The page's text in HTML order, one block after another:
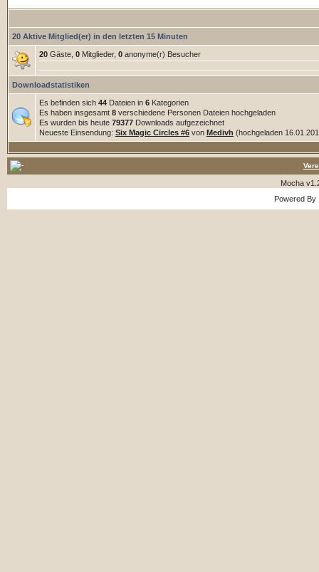
20 Aktive Mitglied(er) in den letzten 15 Minuten
20Gäste, 0Mitglieder, 0anonyme(r) Besucher
Downloadstatistiken
Es befinden sich 44Dateien in 6Kategorien
Es haben insgesamt 8verschiedene Personen Dateien hochgeladen
Es wurden bis heute 79377Downloads aufgezeichnet
Neueste Einsendung: Six Magic Circles #6von Medivh (hochgeladen
Mocha
Powered By